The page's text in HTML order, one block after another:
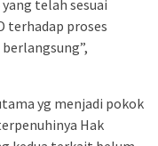
telah sesuai
terhadap proses
yg menjadi pokok
Hak